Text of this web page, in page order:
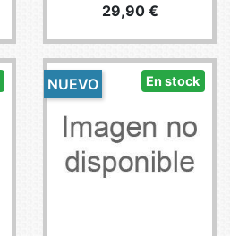
Precio
29,90 €
En stock
NUEVO